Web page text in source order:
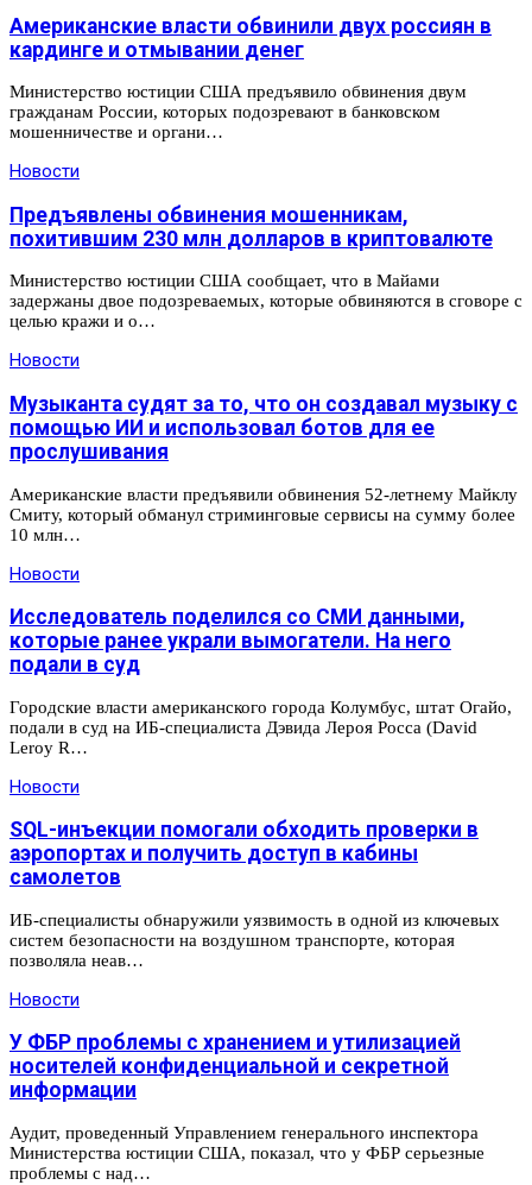
Американские власти обвинили двух россиян в
кардинге и отмывании денег
Министерство юстиции США предъявило обвинения двум
гражданам России, которых подозревают в банковском
мошенничестве и органи…
Новости
Предъявлены обвинения мошенникам,
похитившим 230 млн долларов в криптовалюте
Министерство юстиции США сообщает, что в Майами
задержаны двое подозреваемых, которые обвиняются в сговоре с
целью кражи и о…
Новости
Музыканта судят за то, что он создавал музыку с
помощью ИИ и использовал ботов для ее
прослушивания
Американские власти предъявили обвинения 52-летнему Майклу
Смиту, который обманул стриминговые сервисы на сумму более
10 млн…
Новости
Исследователь поделился со СМИ данными,
которые ранее украли вымогатели. На него
подали в суд
Городские власти американского города Колумбус, штат Огайо,
подали в суд на ИБ-специалиста Дэвида Лероя Росса (David
Leroy R…
Новости
SQL-инъекции помогали обходить проверки в
аэропортах и получить доступ в кабины
самолетов
ИБ-специалисты обнаружили уязвимость в одной из ключевых
систем безопасности на воздушном транспорте, которая
позволяла неав…
Новости
У ФБР проблемы с хранением и утилизацией
носителей конфиденциальной и секретной
информации
Аудит, проведенный Управлением генерального инспектора
Министерства юстиции США, показал, что у ФБР серьезные
проблемы с над…